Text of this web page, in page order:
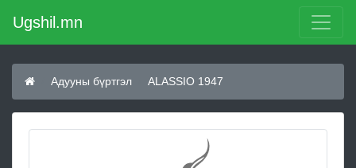
Ugshil.mn
Адууны бүртгэл ALASSIO 1947